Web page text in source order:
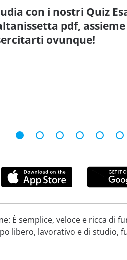
con i nostri Quiz
pdf,
ovunque!
È semplice, veloce e ricca
libero, lavorativo e di studio,